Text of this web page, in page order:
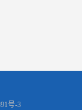
号-3